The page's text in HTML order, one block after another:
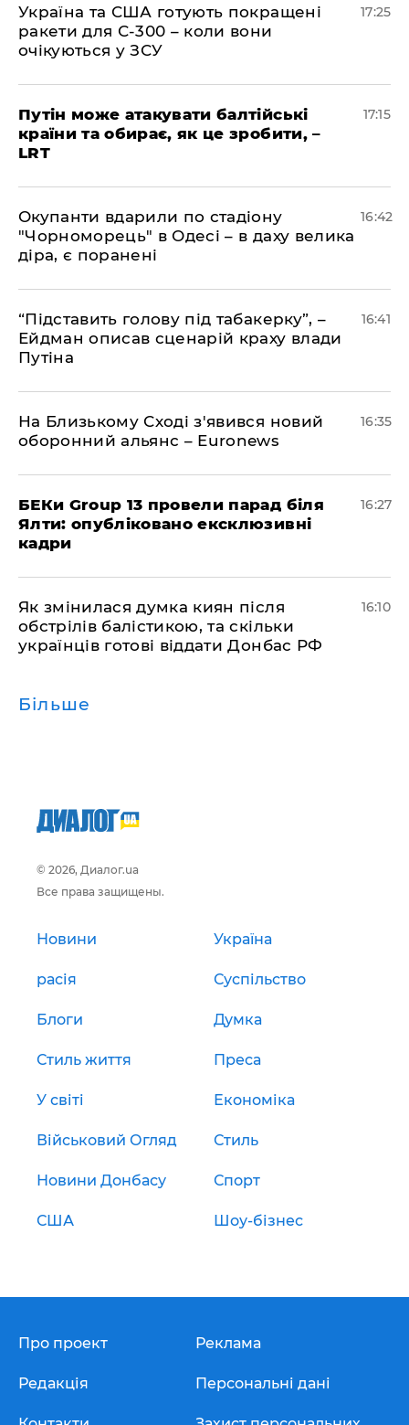
​Україна та США готують покращені
ракети для С-300 – коли вони
очікуються у ЗСУ
17:25
​Путін може атакувати балтійські
країни та обирає, як це зробити, –
LRT
17:15
​Окупанти вдарили по стадіону
"Чорноморець" в Одесі – в даху велика
діра, є поранені
16:42
​“Підставить голову під табакерку”, –
Ейдман описав сценарій краху влади
Путіна
16:41
На Близькому Сході з'явився новий
оборонний альянс – Euronews
16:35
БЕКи Group 13 провели парад біля
Ялти: опубліковано ексклюзивні
кадри
16:27
Як змінилася думка киян після
обстрілів балістикою, та скільки
українців готові віддати Донбас РФ
16:10
Більше
© 2026, Диалог.ua
Все права защищены.
Новини Україна
расія Суспільство
Блоги Думка
Стиль життя Преса
У світі Економіка
Військовий Огляд Стиль
Новини Донбасу Спорт
США Шоу-бізнес
Про проект
Редакція
Реклама
Персональні дані